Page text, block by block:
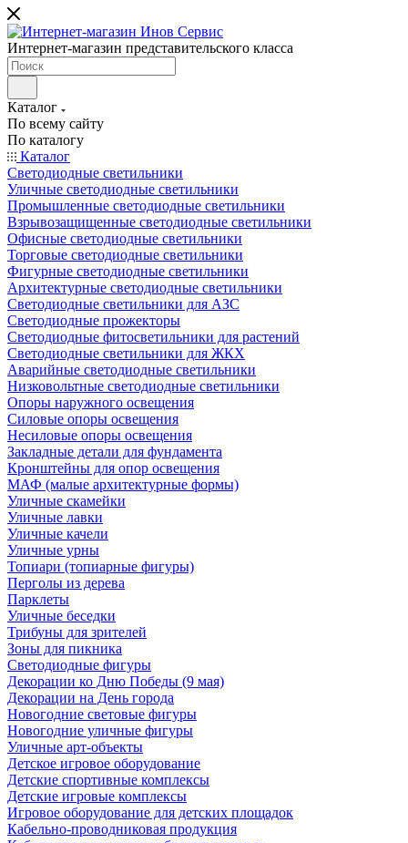
Интернет-магазин представительского класса
Каталог
По всему сайту
По каталогу
Каталог
Светодиодные светильники
Уличные светодиодные светильники
Промышленные светодиодные светильники
Взрывозащищенные светодиодные светильники
Офисные светодиодные светильники
Торговые светодиодные светильники
Фигурные светодиодные светильники
Архитектурные светодиодные светильники
Светодиодные светильники для АЗС
Светодиодные прожекторы
Светодиодные фитосветильники для растений
Светодиодные светильники для ЖКХ
Аварийные светодиодные светильники
Низковольтные светодиодные светильники
Опоры наружного освещения
Силовые опоры освещения
Несиловые опоры освещения
Закладные детали для фундамента
Кронштейны для опор освещения
МАФ (малые архитектурные формы)
Уличные скамейки
Уличные лавки
Уличные качели
Уличные урны
Топиари (топиарные фигуры)
Перголы из дерева
Парклеты
Уличные беседки
Трибуны для зрителей
Зоны для пикника
Светодиодные фигуры
Декорации ко Дню Победы (9 мая)
Декорации на День города
Новогодние световые фигуры
Новогодние уличные фигуры
Уличные арт-объекты
Детское игровое оборудование
Детские спортивные комплексы
Детские игровые комплексы
Игровое оборудование для детских площадок
Кабельно-проводниковая продукция